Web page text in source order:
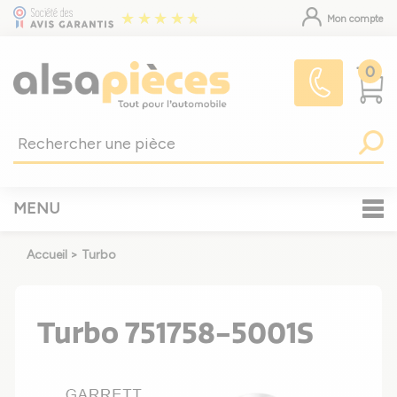
Mon compte
0
MENU
Accueil > Turbo
Turbo 751758-5001S